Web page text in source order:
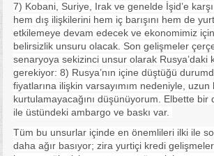
7) Kobani, Suriye, Irak ve genelde İşid’e
hem dış ilişkilerini hem iç barışını hem de
etkilemeye devam edecek ve ekonomimiz
belirsizlik unsuru olacak. Son gelişmeler
senaryoya sekizinci unsur olarak Rusya’daki
gerekiyor: 8) Rusya’nın içine düştüğü
fiyatlarına ilişkin varsayımım nedeniyle, uzun
kurtulamayacağını düşünüyorum. Elbette bir
ile üstündeki ambargo ve baskı var.
Tüm bu unsurlar içinde en önemlileri ilki ile
daha ağır basıyor; zira yurtiçi kredi